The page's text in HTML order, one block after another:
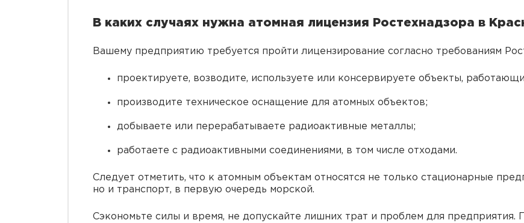
В каких случаях нужна атомная лицензия Ростехнадзора в
Вашему предприятию требуется пройти лицензирование согласно требованиям
проектируете, возводите, используете или консервируете объекты,
производите техническое оснащение для атомных объектов;
добываете или перерабатываете радиоактивные металлы;
работаете с радиоактивными соединениями, в том числе отходами.
Следует отметить, что к атомным объектам относятся не только стационарные
но и транспорт, в первую очередь морской.
Сэкономьте силы и время, не допускайте лишних трат и проблем для предприятия.